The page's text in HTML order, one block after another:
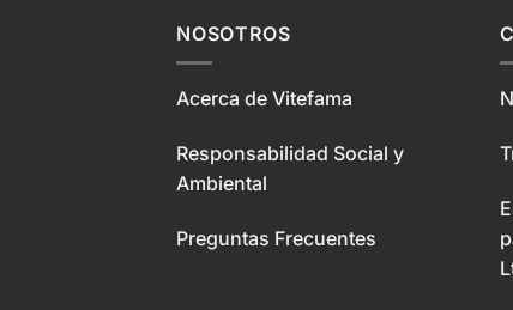
NOSOTROS
Acerca de Vitefama
Responsabilidad Social y
Ambiental
Preguntas Frecuentes